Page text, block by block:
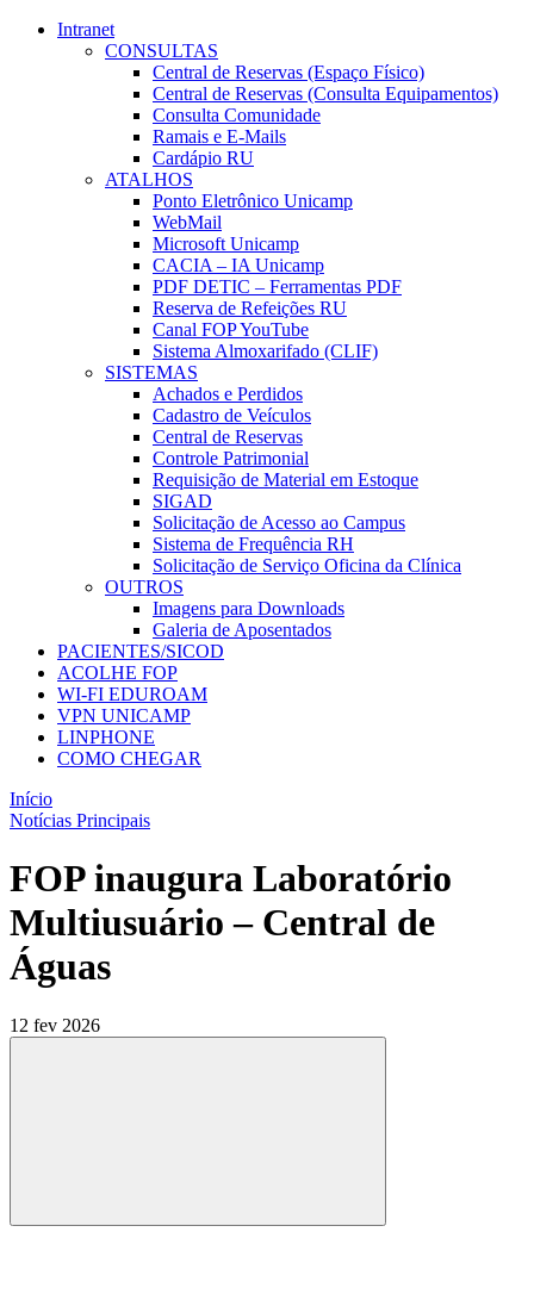
Intranet
CONSULTAS
Central de Reservas (Espaço Físico)
Central de Reservas (Consulta Equipamentos)
Consulta Comunidade
Ramais e E-Mails
Cardápio RU
ATALHOS
Ponto Eletrônico Unicamp
WebMail
Microsoft Unicamp
CACIA – IA Unicamp
PDF DETIC – Ferramentas PDF
Reserva de Refeições RU
Canal FOP YouTube
Sistema Almoxarifado (CLIF)
SISTEMAS
Achados e Perdidos
Cadastro de Veículos
Central de Reservas
Controle Patrimonial
Requisição de Material em Estoque
SIGAD
Solicitação de Acesso ao Campus
Sistema de Frequência RH
Solicitação de Serviço Oficina da Clínica
OUTROS
Imagens para Downloads
Galeria de Aposentados
PACIENTES/SICOD
ACOLHE FOP
WI-FI EDUROAM
VPN UNICAMP
LINPHONE
COMO CHEGAR
Início
Notícias Principais
FOP inaugura Laboratório
Multiusuário – Central de
Águas
12 fev 2026
Compartilhar